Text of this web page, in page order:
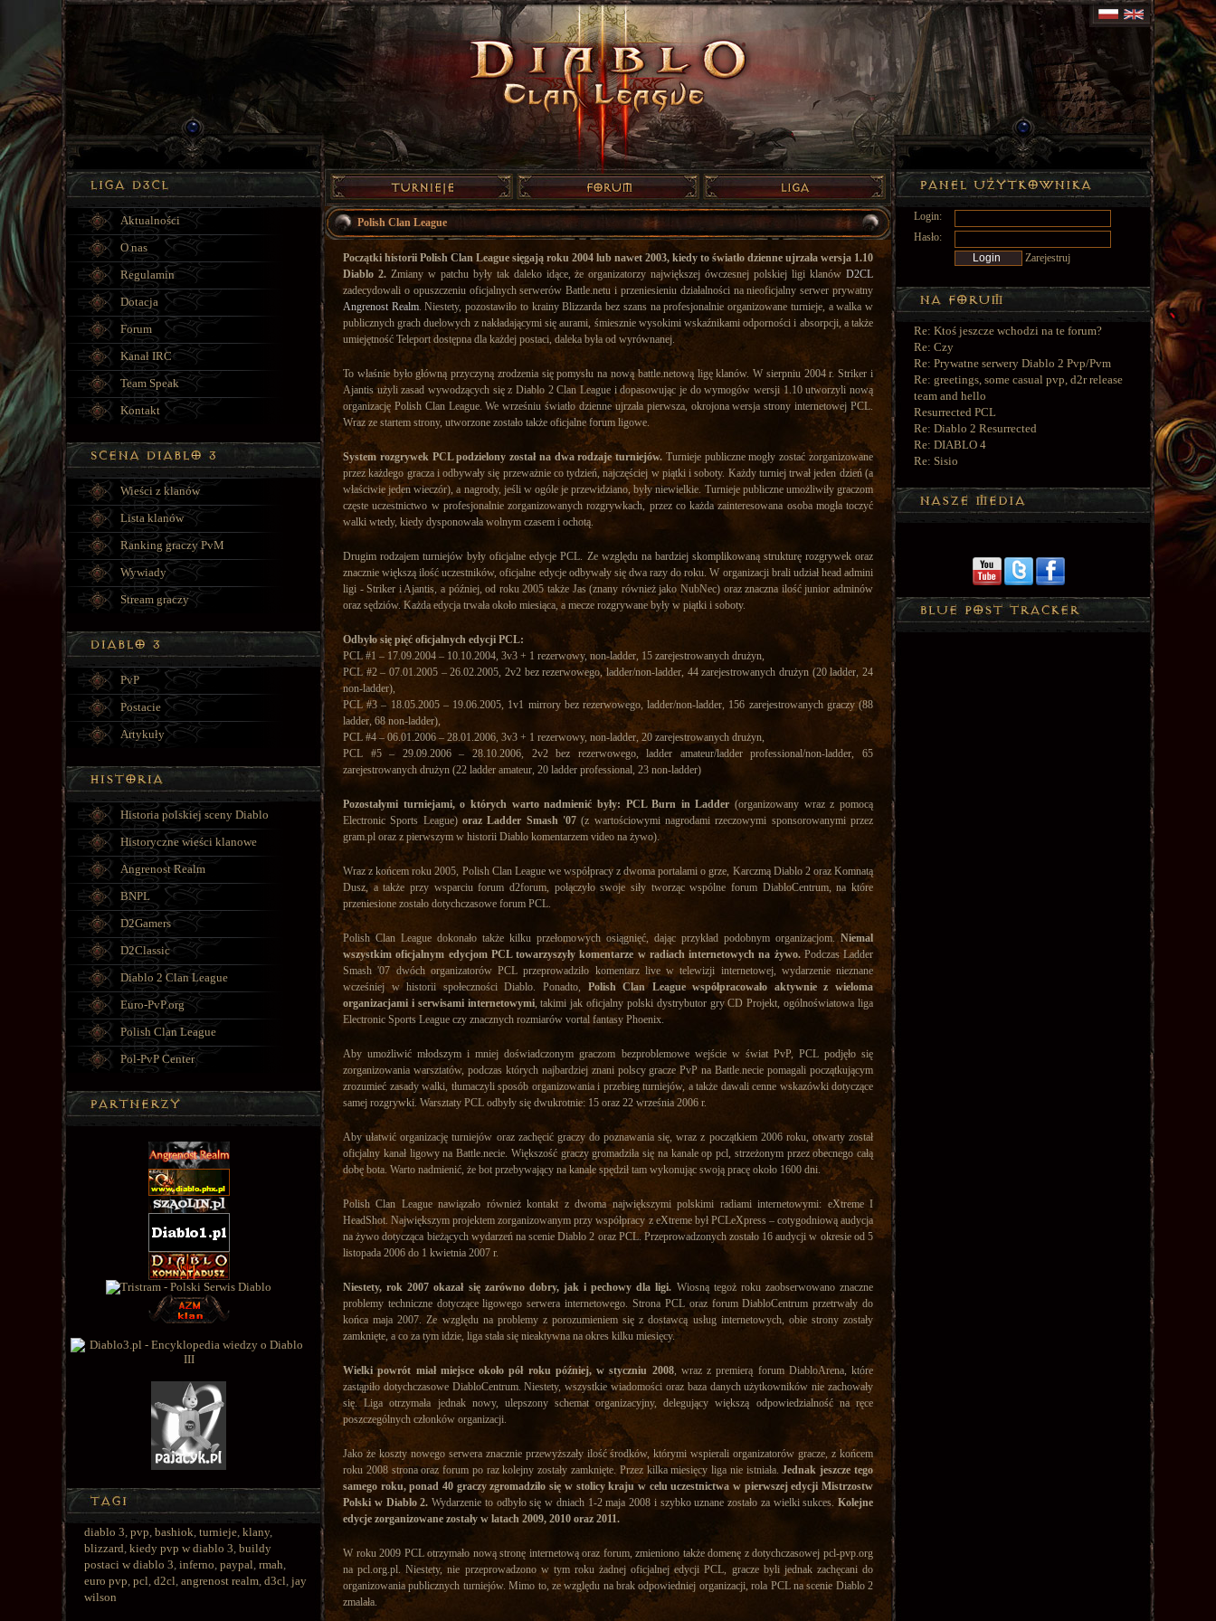
Polish Clan League
Początki historii Polish Clan League sięgają roku 2004 lub nawet 2003, kiedy to światło dzienne ujrzała wersja 1.10
Diablo 2.Zmiany w patchu były tak daleko idące, że organizatorzy największej ówczesnej polskiej ligi klanów D2CL
zadecydowali o opuszczeniu oficjalnych serwerów Battle.netu i przeniesieniu działalności na nieoficjalny serwer prywatny
Angrenost Realm. Niestety, pozostawiło to krainy Blizzarda bez szans na profesjonalnie organizowane turnieje, a walka w
publicznych grach duelowych z nakładającymi się aurami, śmiesznie wysokimi wskaźnikami odporności i absorpcji, a także
umiejętność Teleport dostępna dla każdej postaci, daleka była od wyrównanej.
To właśnie było główną przyczyną zrodzenia się pomysłu na nową battle.netową ligę klanów. W sierpniu 2004 r. Striker i
Ajantis użyli zasad wywodzących się z Diablo 2 Clan League i dopasowując je do wymogów wersji 1.10 utworzyli nową
organizację Polish Clan League. We wrześniu światło dzienne ujrzała pierwsza, okrojona wersja strony internetowej PCL.
Wraz ze startem strony, utworzone zostało także oficjalne forum ligowe.
System rozgrywek PCL podzielony został na dwa rodzaje turniejów. Turnieje publiczne mogły zostać zorganizowane
przez każdego gracza i odbywały się przeważnie co tydzień, najczęściej w piątki i soboty. Każdy turniej trwał jeden dzień (a
właściwie jeden wieczór), a nagrody, jeśli w ogóle je przewidziano, były niewielkie. Turnieje publiczne umożliwiły graczom
częste uczestnictwo w profesjonalnie zorganizowanych rozgrywkach, przez co każda zainteresowana osoba mogła toczyć
walki wtedy, kiedy dysponowała wolnym czasem i ochotą.
Drugim rodzajem turniejów były oficjalne edycje PCL. Ze względu na bardziej skomplikowaną strukturę rozgrywek oraz
znacznie większą ilość uczestników, oficjalne edycje odbywały się dwa razy do roku. W organizacji brali udział head admini
ligi - Striker i Ajantis, a później, od roku 2005 także Jas (znany również jako NubNec) oraz znaczna ilość junior adminów
oraz sędziów. Każda edycja trwała około miesiąca, a mecze rozgrywane były w piątki i soboty.
Odbyło się pięć oficjalnych edycji PCL:
PCL #1 – 17.09.2004 – 10.10.2004, 3v3 + 1 rezerwowy, non-ladder, 15 zarejestrowanych drużyn,
PCL #2 – 07.01.2005 – 26.02.2005, 2v2 bez rezerwowego, ladder/non-ladder, 44 zarejestrowanych drużyn (20 ladder, 24
non-ladder),
PCL #3 – 18.05.2005 – 19.06.2005, 1v1 mirrory bez rezerwowego, ladder/non-ladder, 156 zarejestrowanych graczy (88
ladder, 68 non-ladder),
PCL #4 – 06.01.2006 – 28.01.2006, 3v3 + 1 rezerwowy, non-ladder, 20 zarejestrowanych drużyn,
PCL #5 – 29.09.2006 – 28.10.2006, 2v2 bez rezerwowego, ladder amateur/ladder professional/non-ladder, 65
zarejestrowanych drużyn (22 ladder amateur, 20 ladder professional, 23 non-ladder)
Pozostałymi turniejami, o których warto nadmienić były: PCL Burn in Ladder (organizowany wraz z pomocą
Electronic Sports League) oraz Ladder Smash '07 (z wartościowymi nagrodami rzeczowymi sponsorowanymi przez
gram.pl oraz z pierwszym w historii Diablo komentarzem video na żywo).
Wraz z końcem roku 2005, Polish Clan League we współpracy z dwoma portalami o grze, Karczmą Diablo 2 oraz Komnatą
Dusz, a także przy wsparciu forum d2forum, połączyło swoje siły tworząc wspólne forum DiabloCentrum, na które
przeniesione zostało dotychczasowe forum PCL.
Polish Clan League dokonało także kilku przełomowych osiągnięć, dając przykład podobnym organizacjom. Niemal
wszystkim oficjalnym edycjom PCL towarzyszyły komentarze w radiach internetowych na żywo.Podczas Ladder
Smash '07 dwóch organizatorów PCL przeprowadziło komentarz live w telewizji internetowej, wydarzenie nieznane
wcześniej w historii społeczności Diablo. Ponadto, Polish Clan League współpracowało aktywnie z wieloma
organizacjami i serwisami internetowymi, takimi jak oficjalny polski dystrybutor gry CD Projekt, ogólnoświatowa liga
Electronic Sports League czy znacznych rozmiarów vortal fantasy Phoenix.
Aby umożliwić młodszym i mniej doświadczonym graczom bezproblemowe wejście w świat PvP, PCL podjęło się
zorganizowania warsztatów, podczas których najbardziej znani polscy gracze PvP na Battle.necie pomagali początkującym
zrozumieć zasady walki, tłumaczyli sposób organizowania i przebieg turniejów, a także dawali cenne wskazówki dotyczące
samej rozgrywki. Warsztaty PCL odbyły się dwukrotnie: 15 oraz 22 września 2006 r.
Aby ułatwić organizację turniejów oraz zachęcić graczy do poznawania się, wraz z początkiem 2006 roku, otwarty został
oficjalny kanał ligowy na Battle.necie. Większość graczy gromadziła się na kanale op pcl, strzeżonym przez obecnego całą
dobę bota. Warto nadmienić, że bot przebywający na kanale spędził tam wykonując swoją pracę około 1600 dni.
Polish Clan League nawiązało również kontakt z dwoma największymi polskimi radiami internetowymi: eXtreme I
HeadShot. Największym projektem zorganizowanym przy współpracy z eXtreme był PCLeXpress – cotygodniową audycja
na żywo dotycząca bieżących wydarzeń na scenie Diablo 2 oraz PCL. Przeprowadzonych zostało 16 audycji w okresie od 5
listopada 2006 do 1 kwietnia 2007 r.
Niestety, rok 2007 okazał się zarówno dobry, jak i pechowy dla ligi. Wiosną tegoż roku zaobserwowano znaczne
problemy techniczne dotyczące ligowego serwera internetowego. Strona PCL oraz forum DiabloCentrum przetrwały do
końca maja 2007. Ze względu na problemy z porozumieniem się z dostawcą usług internetowych, obie strony zostały
zamknięte, a co za tym idzie, liga stała się nieaktywna na okres kilku miesięcy.
Wielki powrót miał miejsce około pół roku później, w styczniu 2008, wraz z premierą forum DiabloArena, które
zastąpiło dotychczasowe DiabloCentrum. Niestety, wszystkie wiadomości oraz baza danych użytkowników nie zachowały
się. Liga otrzymała jednak nowy, ulepszony schemat organizacyjny, delegujący większą odpowiedzialność na ręce
poszczególnych członków organizacji.
Jako że koszty nowego serwera znacznie przewyższały ilość środków, którymi wspierali organizatorów gracze, z końcem
roku 2008 strona oraz forum po raz kolejny zostały zamknięte. Przez kilka miesięcy liga nie istniała.Jednak jeszcze tego
samego roku, ponad 40 graczy zgromadziło się w stolicy kraju w celu uczestnictwa w pierwszej edycji Mistrzostw
Polski w Diablo 2. Wydarzenie to odbyło się w dniach 1-2 maja 2008 i szybko uznane zostało za wielki sukces. Kolejne
edycje zorganizowane zostały w latach 2009, 2010 oraz 2011.
W roku 2009 PCL otrzymało nową stronę internetową oraz forum, zmieniono także domenę z dotychczasowej pcl-pvp.org
na pcl.org.pl. Niestety, nie przeprowadzono w tym roku żadnej oficjalnej edycji PCL, gracze byli jednak zachęcani do
organizowania publicznych turniejów. Mimo to, ze względu na brak odpowiedniej organizacji, rola PCL na scenie Diablo 2
zmalała.
Aktualności
O nas
Regulamin
Dotacja
Forum
Kanał IRC
Team Speak
Kontakt
Wieści z klanów
Lista klanów
Ranking graczy PvM
Wywiady
Stream graczy
PvP
Postacie
Artykuły
Historia polskiej sceny Diablo
Historyczne wieści klanowe
Angrenost Realm
BNPL
D2Gamers
D2Classic
Diablo 2 Clan League
Euro-PvP.org
Polish Clan League
Pol-PvP Center
diablo 3, pvp, bashiok, turnieje, klany,
blizzard, kiedy pvp w diablo 3, buildy
postaci w diablo 3, inferno, paypal, rmah,
euro pvp, pcl, d2cl, angrenost realm, d3cl, jay
wilson
Login:
Hasło:
Zarejestruj
Re: Ktoś jeszcze wchodzi na te forum?
Re: Czy
Re: Prywatne serwery Diablo 2 Pvp/Pvm
Re: greetings, some casual pvp, d2r release
team and hello
Resurrected PCL
Re: Diablo 2 Resurrected
Re: DIABLO 4
Re: Sisio